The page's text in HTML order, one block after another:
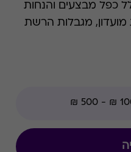
כפל מבצעים והנחות
מועדון, מגבלות הרשת